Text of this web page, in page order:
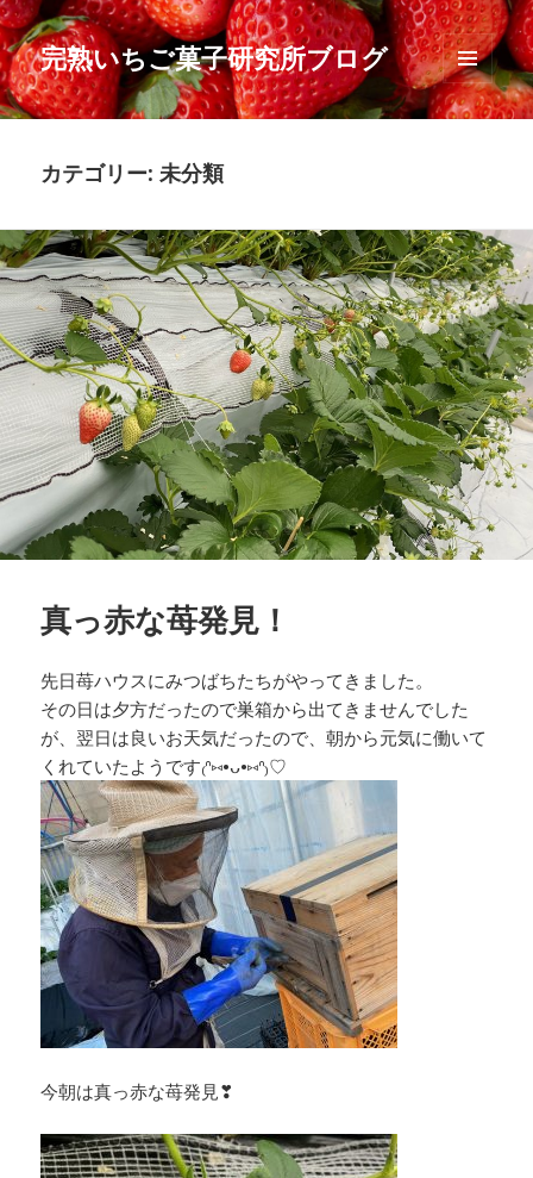
完熟いちご菓子研究所ブログ
メニュ
ーとウ
カテゴリー:未分類
真っ赤な苺発見！
先日苺ハウスにみつばちたちがやってきました。
その日は夕方だったので巣箱から出てきませんでした
が、翌日は良いお天気だったので、朝から元気に働いて
くれていたようです₍ᐢ⑅•ᴗ•⑅ᐢ₎♡
今朝は真っ赤な苺発見❣